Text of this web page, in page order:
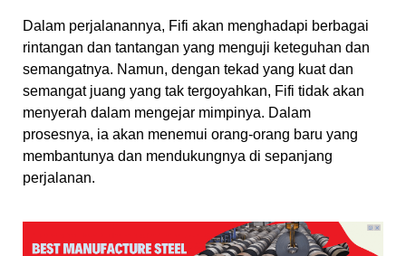
Dalam perjalanannya, Fifi akan menghadapi berbagai
rintangan dan tantangan yang menguji keteguhan dan
semangatnya. Namun, dengan tekad yang kuat dan
semangat juang yang tak tergoyahkan, Fifi tidak akan
menyerah dalam mengejar mimpinya. Dalam
prosesnya, ia akan menemui orang-orang baru yang
membantunya dan mendukungnya di sepanjang
perjalanan.